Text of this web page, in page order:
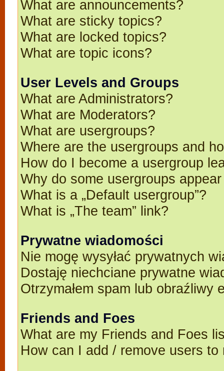
What are announcements?
What are sticky topics?
What are locked topics?
What are topic icons?
User Levels and Groups
What are Administrators?
What are Moderators?
What are usergroups?
Where are the usergroups and
How do I become a usergroup
Why do some usergroups
What is a „Default usergroup”?
What is „The team” link?
Prywatne wiadomości
Nie mogę wysyłać prywatnych
Dostaję niechciane prywatne
Otrzymałem spam lub obraźliwy
Friends and Foes
What are my Friends and Foes
How can I add / remove users